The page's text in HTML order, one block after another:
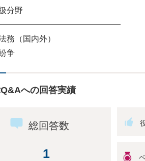
分野
務（国内外）
争
への回答実績
総回答数
1